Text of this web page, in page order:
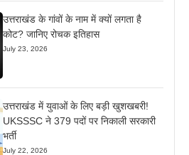
उत्तराखंड के गांवों के नाम में क्यों लगता है
कोट? जानिए रोचक इतिहास
July 23, 2026
उत्तराखंड में युवाओं के लिए बड़ी खुशखबरी!
UKSSSC ने 379 पदों पर निकाली सरकारी
भर्ती
July 22, 2026